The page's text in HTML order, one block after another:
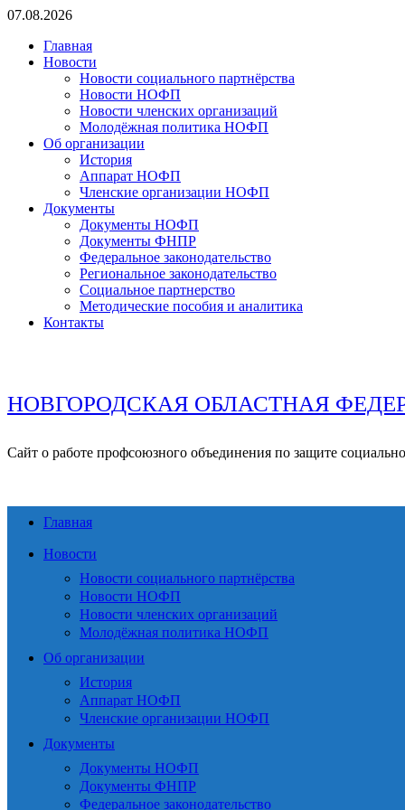
Перейти
содержимому
07.08.2026
Главная
Новости
Новости социального партнёрства
Новости НОФП
Новости членских организаций
Молодёжная политика НОФП
Об организации
История
Аппарат НОФП
Членские организации НОФП
Документы
Документы НОФП
Документы ФНПР
Федеральное законодательство
Региональное законодательство
Социальное партнерство
Методические пособия и аналитика
Контакты
НОВГОРОДСКАЯ ОБЛАСТНАЯ
Сайт о работе профсоюзного объединения по защите
Главная
Новости
Новости социального партнёрства
Новости НОФП
Новости членских организаций
Молодёжная политика НОФП
Об организации
История
Аппарат НОФП
Членские организации НОФП
Документы
Документы НОФП
Документы ФНПР
Федеральное законодательство